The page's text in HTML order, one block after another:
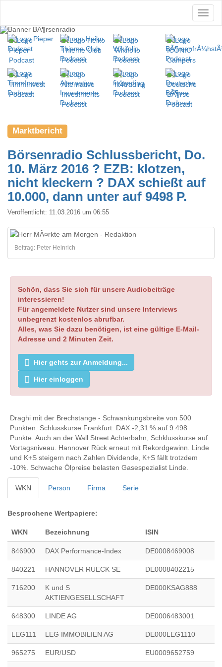
Marktbericht
Börsenradio Schlussbericht, Do.
10. März 2016 ? EZB: klotzen,
nicht kleckern ? DAX schießt auf
10.000, dann unter auf 9498 P.
Veröffentlicht: 11.03.2016 um 06:55
Beitrag: Peter Heinrich
Schön, dass Sie sich für unsere Audiobeiträge
interessieren!
Für angemeldete Nutzer sind unsere Interviews
unbegrenzt kostenlos abrufbar.
Alles, was Sie dazu benötigen, ist eine gültige E-Mail-
Adresse und 2 Minuten Zeit.
Hier gehts zur Anmeldung...
Hier einloggen
Draghi mit der Brechstange - Schwankungsbreite von 500
Punkten. Schlusskurse Frankfurt: DAX -2,31 % auf 9.498
Punkte. Auch an der Wall Street Achterbahn, Schklusskurse auf
Vortagsniveau. Hannover Rück erneut mit Rekordgewinn. Linde
und K+S steigern nach Zahlen Dividende, K+S fällt trotzdem
-10%. Schwache Ölpreise belasten Gasespezialist Linde.
WKN Person Firma Serie
Besprochene Wertpapiere:
WKN Bezeichnung ISIN
846900 DAX Performance-Index DE0008469008
840221 HANNOVER RUECK SE DE0008402215
716200
K und S
AKTIENGESELLSCHAFT
DE000KSAG888
648300 LINDE AG DE0006483001
LEG111 LEG IMMOBILIEN AG DE000LEG1110
965275 EUR/USD EU0009652759